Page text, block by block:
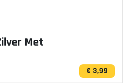
Met
€ 3,99